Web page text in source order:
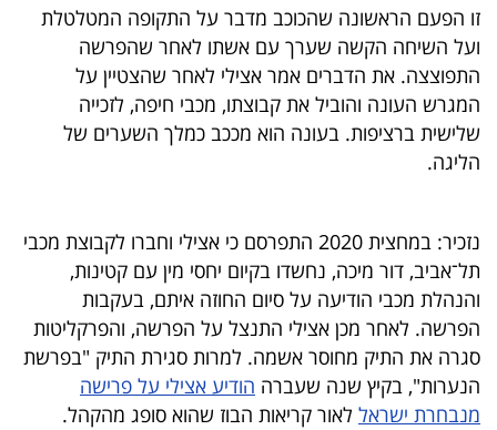
המילון
הכלכלי
פודקאסט
40
40
שיתופי
פעולה
זו הפעם הראשונה שהכוכב מדבר על התקופה המטלטלת
ועל השיחה הקשה שערך עם אשתו לאחר שהפרשה
התפוצצה. את הדברים אמר אצילי לאחר שהצטיין על
המגרש העונה והוביל את קבוצתו, מכבי חיפה, לזכייה
שלישית ברציפות. בעונה הוא מככב כמלך השערים של
הליגה.
נזכיר: במחצית 2020 התפרסם כי אצילי וחברו לקבוצת מכבי
תל־אביב, דור מיכה, נחשדו בקיום יחסי מין עם קטינות,
והנהלת מכבי הודיעה על סיום החוזה איתם, בעקבות
הפרשה. לאחר מכן אצילי התנצל על הפרשה, והפרקליטות
סגרה את התיק מחוסר אשמה. למרות סגירת התיק "בפרשת
הנערות", בקיץ שנה שעברה הודיע אצילי על פרישה
מנבחרת ישראל לאור קריאות הבוז שהוא סופג מהקהל.